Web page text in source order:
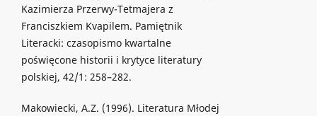
Kazimierza Przerwy-Tetmajera z
Franciszkiem Kvapilem. Pamiętnik
Literacki: czasopismo kwartalne
poświęcone historii i krytyce literatury
polskiej, 42/1: 258–282.
Makowiecki, A.Z. (1996). Literatura Młodej